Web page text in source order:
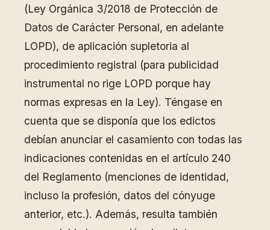
(Ley Orgánica 3/2018 de Protección de
Datos de Carácter Personal, en adelante
LOPD), de aplicación supletoria al
procedimiento registral (para publicidad
instrumental no rige LOPD porque hay
normas expresas en la Ley). Téngase en
cuenta que se disponía que los edictos
debían anunciar el casamiento con todas las
indicaciones contenidas en el artículo 240
del Reglamento (menciones de identidad,
incluso la profesión, datos del cónyuge
anterior, etc.). Además, resulta también